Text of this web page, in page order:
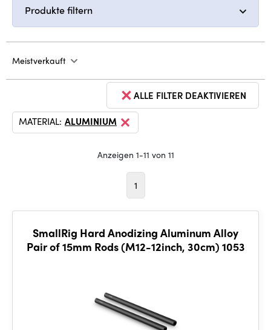
Produkte filtern
Meistverkauft
ALLE FILTER DEAKTIVIEREN
MATERIAL: ALUMINIUM
Anzeigen 1-11 von 11
1
SmallRig Hard Anodizing Aluminum Alloy
Pair of 15mm Rods (M12-12inch, 30cm) 1053